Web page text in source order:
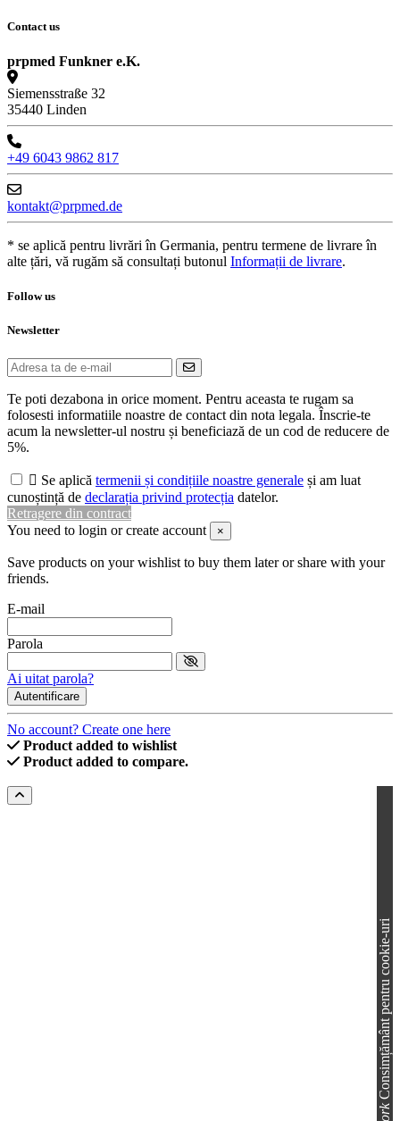
Contact us
prpmed Funkner e.K.
Siemensstraße 32
35440 Linden
+49 6043 9862 817
kontakt@prpmed.de
* se aplică pentru livrări în Germania, pentru termene de livrare în
alte țări, vă rugăm să consultați butonul Informații de livrare.
Follow us
Newsletter
Te poti dezabona in orice moment. Pentru aceasta te rugam sa
folosesti informatiile noastre de contact din nota legala. Înscrie-te
acum la newsletter-ul nostru și beneficiază de un cod de reducere de
5%.
 Se aplică termenii și condițiile noastre generale și am luat
cunoștință de declarația privind protecția datelor.
Retragere din contract
You need to login or create account
×
Save products on your wishlist to buy them later or share with your
friends.
E-mail
Parola
Ai uitat parola?
Autentificare
No account? Create one here
Product added to wishlist
Product added to compare.
Consimțământ pentru cookie-uri